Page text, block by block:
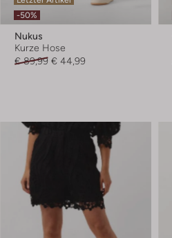
-50%
Nukus
Kurze Hose
€ 89,99 € 44,99